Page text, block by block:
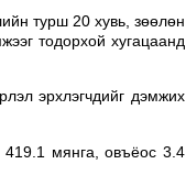
турш 20 хувь, зөөлөн
тодорхой хугацаанд
эрхлэгчдийг дэмжих
419.1 мянга, овъёос 3.4